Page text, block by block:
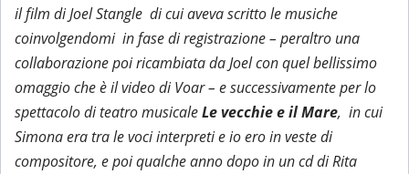
il film di Joel Stangle di cui aveva scritto le musiche
coinvolgendomi in fase di registrazione – peraltro una
collaborazione poi ricambiata da Joel con quel bellissimo
omaggio che è il video di Voar – e successivamente per lo
spettacolo di teatro musicaleLe vecchie e il Mare, in cui
Simona era tra le voci interpreti e io ero in veste di
compositore, e poi qualche anno dopo in un cd di Rita